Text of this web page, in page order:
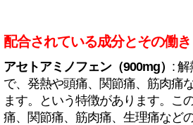
配合されている成分とその働き
アセトアミノフェン（900mg） :
で、発熱や頭痛、関節痛、筋肉痛
ます。という特徴があります。こ
痛、関節痛、筋肉痛、生理痛など